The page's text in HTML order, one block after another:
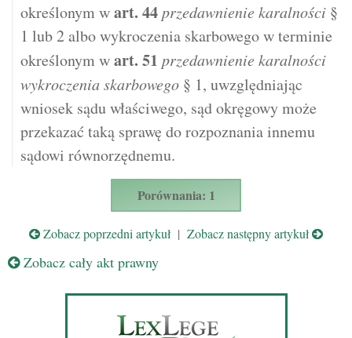
określonym wart. 44 przedawnienie karalności §
1 lub 2 albo wykroczenia skarbowego w terminie
określonym wart. 51 przedawnienie karalności
wykroczenia skarbowego § 1, uwzględniając
wniosek sądu właściwego, sąd okręgowy może
przekazać taką sprawę do rozpoznania innemu
sądowi równorzędnemu.
Porównania: 1
Zobacz poprzedni artykuł | Zobacz następny artykuł
Zobacz cały akt prawny